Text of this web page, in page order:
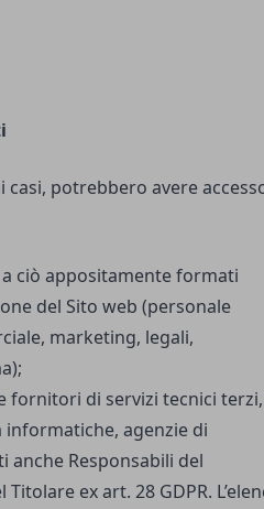
casi, potrebbero avere
ciò appositamente formati
del Sito web (personale
marketing, legali,
fornitori di servizi tecnici terzi,
agenzie di
anche Responsabili del
ex art. 28 GDPR.